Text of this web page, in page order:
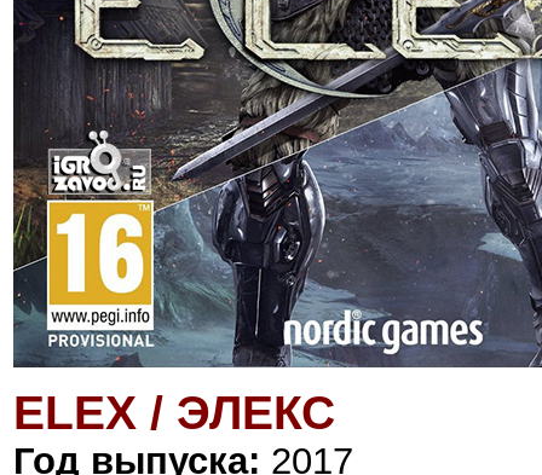
ELEX / ЭЛЕКС
Год выпуска: 2017